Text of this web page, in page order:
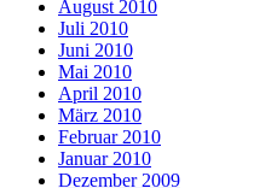
August 2010
Juli 2010
Juni 2010
Mai 2010
April 2010
März 2010
Februar 2010
Januar 2010
Dezember 2009